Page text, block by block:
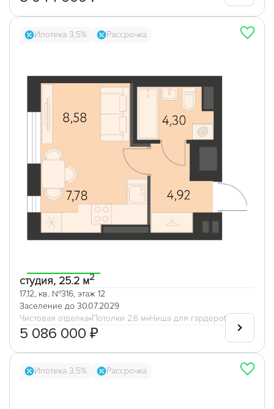
Ипотека 3,5% Рассрочка
студия, 25.2 м2
17.12, кв. №316, этаж 12
Заселение до 30.07.2029
Чистовая отделка Потолки 2,6 м Ниша для гардеробной
5 086 000 ₽
Ипотека 3,5% Рассрочка